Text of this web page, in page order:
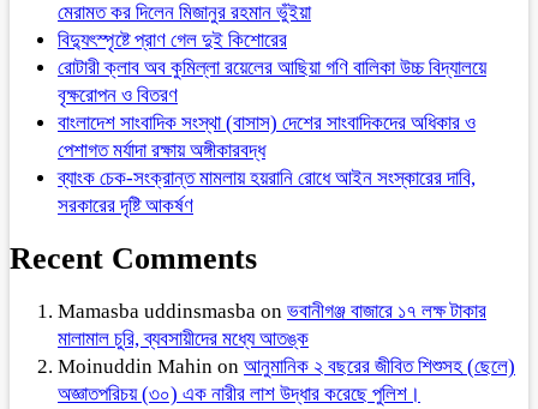
মেরামত কর দিলেন মিজানুর রহমান ভুঁইয়া
বিদ্যুৎস্পৃষ্টে প্রাণ গেল দুই কিশোরের
রোটারী ক্লাব অব কুমিল্লা রয়েলের আছিয়া গণি বালিকা উচ্চ বিদ্যালয়ে
বৃক্ষরোপন ও বিতরণ
বাংলাদেশ সাংবাদিক সংস্থা (বাসাস) দেশের সাংবাদিকদের অধিকার ও
পেশাগত মর্যাদা রক্ষায় অঙ্গীকারবদ্ধ
ব্যাংক চেক-সংক্রান্ত মামলায় হয়রানি রোধে আইন সংস্কারের দাবি,
সরকারের দৃষ্টি আকর্ষণ
Recent Comments
Mamasba uddinsmasba on ভবানীগঞ্জ বাজারে ১৭ লক্ষ টাকার
মালামাল চুরি, ব্যবসায়ীদের মধ্যে আতঙ্ক
Moinuddin Mahin on আনুমানিক ২ বছরের জীবিত শিশুসহ (ছেলে)
অজ্ঞাতপরিচয় (৩০) এক নারীর লাশ উদ্ধার করেছে পুলিশ।